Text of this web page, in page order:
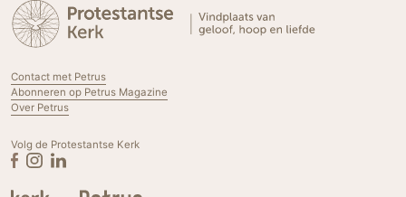
Contact met Petrus
Abonneren op Petrus Magazine
Over Petrus
Volg de Protestantse Kerk